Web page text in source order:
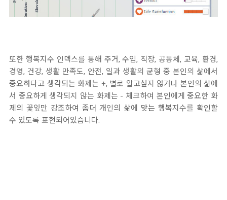
또한 행복지수 인덱스를 통해 주거, 수입, 직장, 공동체, 교육, 환경,
경영, 건강, 생활 만족도, 안전, 일과 생활의 균형 중 본인의 삶에서
중요하다고 생각되는 화제는 +, 별로 알고싶지 않거나 본인의 삶에
서 중요하게 생각되지 않는 화제는 - 체크하여 본인에게 중요한 화
제의 꽃잎만 강조하여 좀더 개인의 삶에 맞는 행복지수를 확인할
수 있도록 표현되어있습니다.